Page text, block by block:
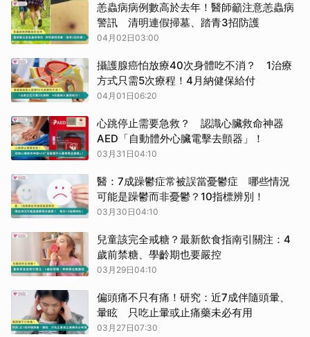
恙蟲病病例數高於去年！醫師籲注意恙蟲病
警訊 清明連假掃墓、踏青3招防護
04月02日03:00
攝護腺癌怕放療40次身體吃不消？ 1治療
方式只需5次療程！4月納健保給付
04月01日06:20
心跳停止需要急救？ 認識心臟救命神器
AED「自動體外心臟電擊去顫器」！
03月31日04:10
醫：7成躁鬱症常被誤當憂鬱症 哪些情況
可能是躁鬱而非憂鬱？10指標辨別！
03月30日04:10
兒童該完全戒糖？最新飲食指南引關注：4
歲前禁糖、學齡期也要嚴控
03月29日04:10
偏頭痛不只有痛！研究：近7成伴隨頭暈、
暈眩 只吃止暈或止痛藥未必有用
03月27日07:30